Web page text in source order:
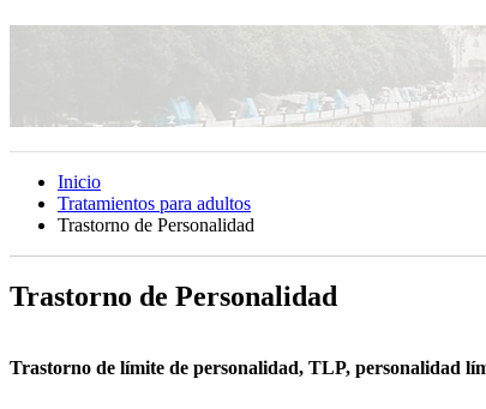
Inicio
Tratamientos para adultos
Trastorno de Personalidad
Trastorno de Personalidad
Trastorno de límite de personalidad, TLP, personalidad